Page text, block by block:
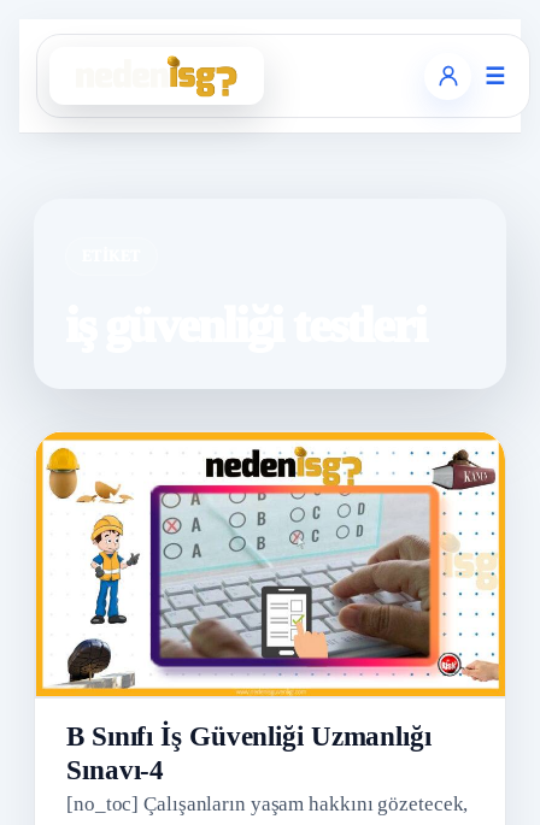
☰
B Sınıfı İş Güvenliği Uzmanlığı
Sınavı-4
[no_toc] Çalışanların yaşam hakkını gözetecek,